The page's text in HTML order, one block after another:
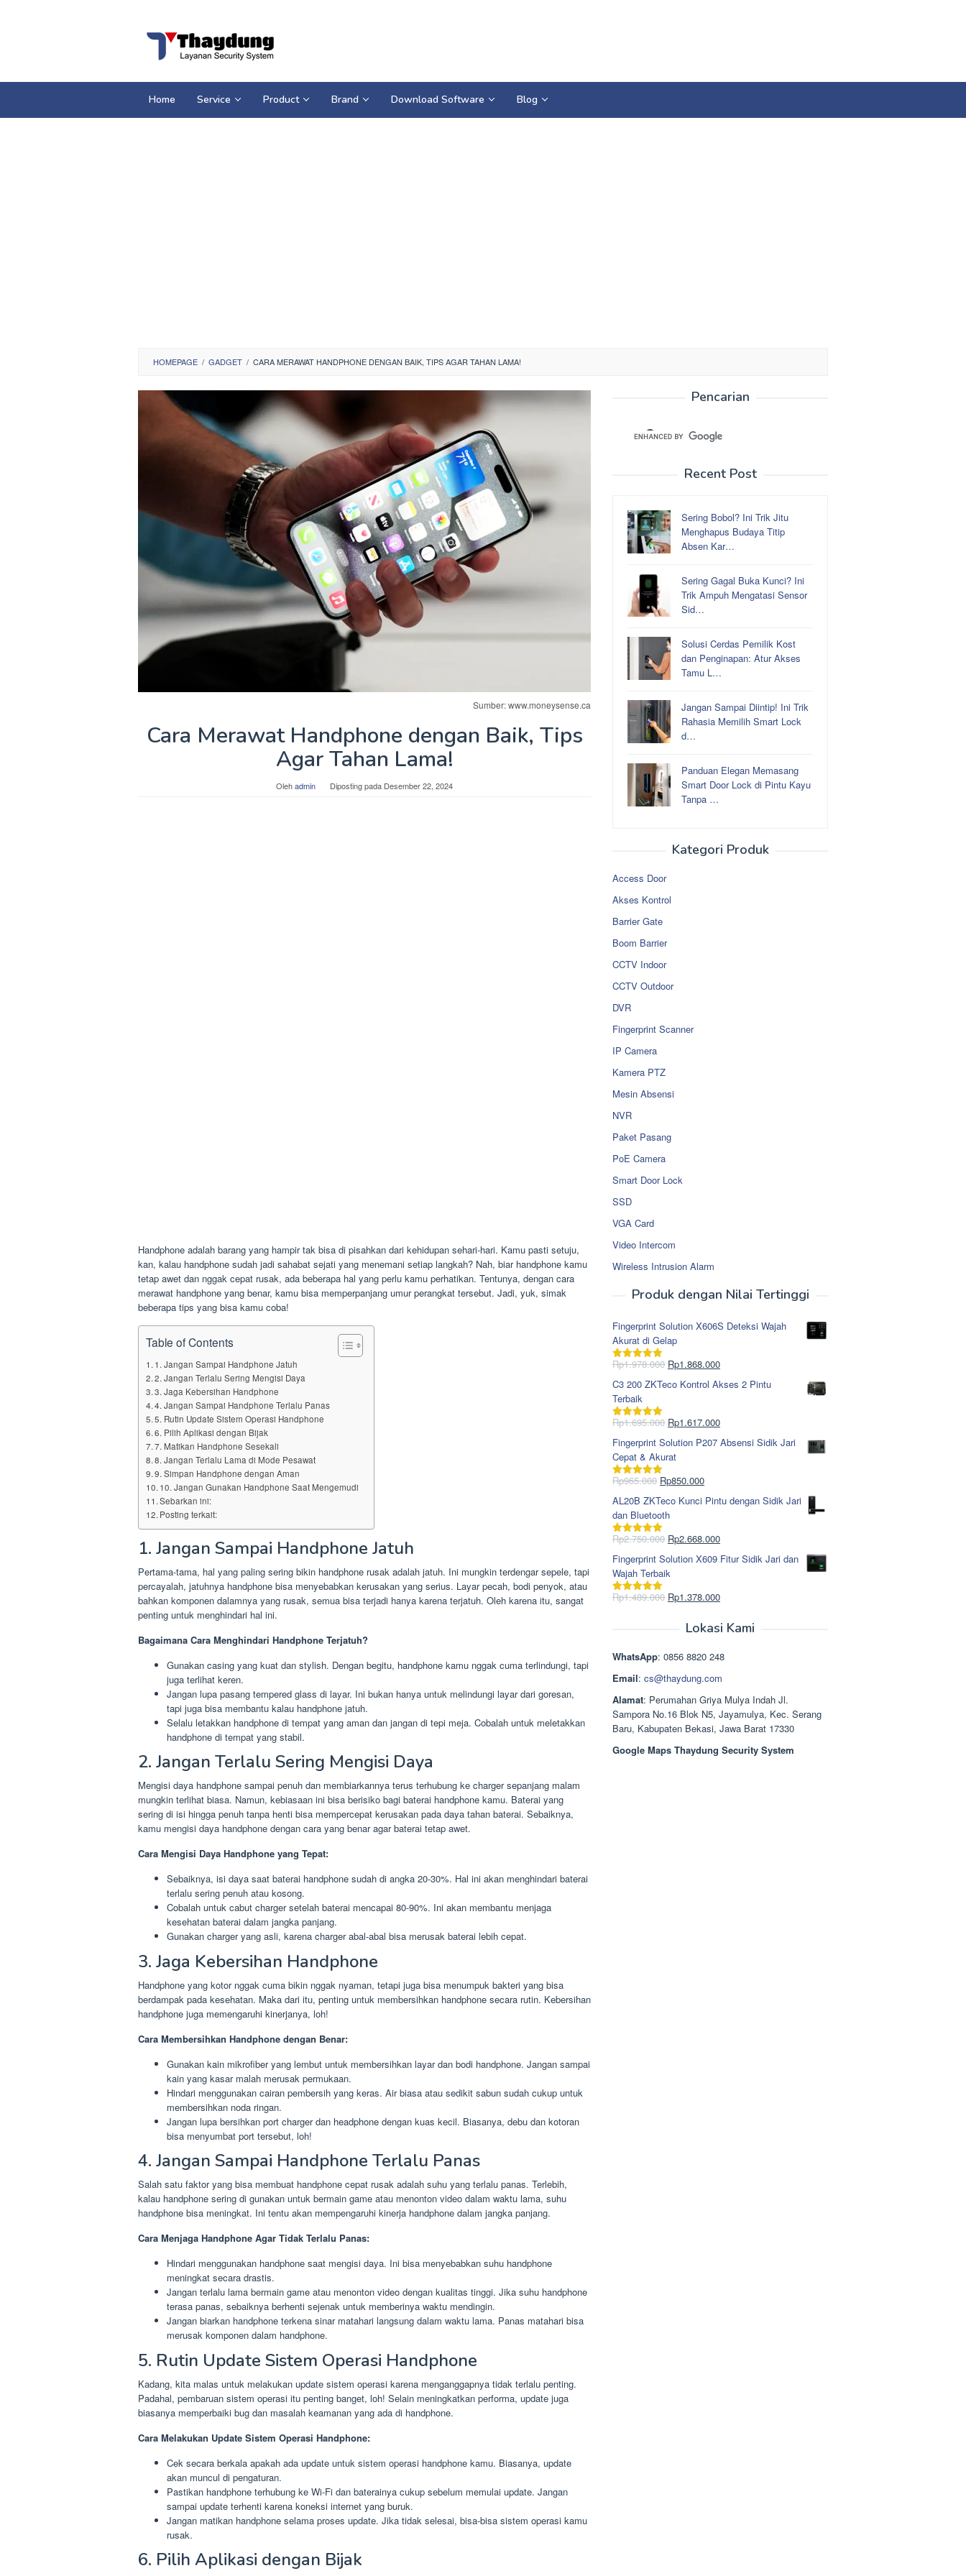
Home Service Product Brand Download Software Blog
HOMEPAGE / GADGET / CARA MERAWAT HANDPHONE DENGAN BAIK, TIPS AGAR TAHAN LAMA!
Sumber: www.moneysense.ca
Cara Merawat Handphone dengan Baik, Tips
Agar Tahan Lama!
Olehadmin Diposting pada Desember 22, 2024
Handphone adalah barang yang hampir tak bisa di pisahkan dari kehidupan sehari-hari. Kamu pasti setuju,
kan, kalau handphone sudah jadi sahabat sejati yang menemani setiap langkah? Nah, biar handphone kamu
tetap awet dan nggak cepat rusak, ada beberapa hal yang perlu kamu perhatikan. Tentunya, dengan cara
merawat handphone yang benar, kamu bisa memperpanjang umur perangkat tersebut. Jadi, yuk, simak
beberapa tips yang bisa kamu coba!
Table of Contents
1. Jangan Sampai Handphone Jatuh
2. Jangan Terlalu Sering Mengisi Daya
3. Jaga Kebersihan Handphone
4. Jangan Sampai Handphone Terlalu Panas
5. Rutin Update Sistem Operasi Handphone
6. Pilih Aplikasi dengan Bijak
7. Matikan Handphone Sesekali
8. Jangan Terlalu Lama di Mode Pesawat
9. Simpan Handphone dengan Aman
10. Jangan Gunakan Handphone Saat Mengemudi
Sebarkan ini:
Posting terkait:
1. Jangan Sampai Handphone Jatuh
Pertama-tama, hal yang paling sering bikin handphone rusak adalah jatuh. Ini mungkin terdengar sepele, tapi
percayalah, jatuhnya handphone bisa menyebabkan kerusakan yang serius. Layar pecah, bodi penyok, atau
bahkan komponen dalamnya yang rusak, semua bisa terjadi hanya karena terjatuh. Oleh karena itu, sangat
penting untuk menghindari hal ini.
Bagaimana Cara Menghindari Handphone Terjatuh?
Gunakan casing yang kuat dan stylish. Dengan begitu, handphone kamu nggak cuma terlindungi, tapi
juga terlihat keren.
Jangan lupa pasang tempered glass di layar. Ini bukan hanya untuk melindungi layar dari goresan,
tapi juga bisa membantu kalau handphone jatuh.
Selalu letakkan handphone di tempat yang aman dan jangan di tepi meja. Cobalah untuk meletakkan
handphone di tempat yang stabil.
2. Jangan Terlalu Sering Mengisi Daya
Mengisi daya handphone sampai penuh dan membiarkannya terus terhubung ke charger sepanjang malam
mungkin terlihat biasa. Namun, kebiasaan ini bisa berisiko bagi baterai handphone kamu. Baterai yang
sering di isi hingga penuh tanpa henti bisa mempercepat kerusakan pada daya tahan baterai. Sebaiknya,
kamu mengisi daya handphone dengan cara yang benar agar baterai tetap awet.
Cara Mengisi Daya Handphone yang Tepat:
Sebaiknya, isi daya saat baterai handphone sudah di angka 20-30%. Hal ini akan menghindari baterai
terlalu sering penuh atau kosong.
Cobalah untuk cabut charger setelah baterai mencapai 80-90%. Ini akan membantu menjaga
kesehatan baterai dalam jangka panjang.
Gunakan charger yang asli, karena charger abal-abal bisa merusak baterai lebih cepat.
3. Jaga Kebersihan Handphone
Handphone yang kotor nggak cuma bikin nggak nyaman, tetapi juga bisa menumpuk bakteri yang bisa
berdampak pada kesehatan. Maka dari itu, penting untuk membersihkan handphone secara rutin. Kebersihan
handphone juga memengaruhi kinerjanya, loh!
Cara Membersihkan Handphone dengan Benar:
Gunakan kain mikrofiber yang lembut untuk membersihkan layar dan bodi handphone. Jangan sampai
kain yang kasar malah merusak permukaan.
Hindari menggunakan cairan pembersih yang keras. Air biasa atau sedikit sabun sudah cukup untuk
membersihkan noda ringan.
Jangan lupa bersihkan port charger dan headphone dengan kuas kecil. Biasanya, debu dan kotoran
bisa menyumbat port tersebut, loh!
4. Jangan Sampai Handphone Terlalu Panas
Salah satu faktor yang bisa membuat handphone cepat rusak adalah suhu yang terlalu panas. Terlebih,
kalau handphone sering di gunakan untuk bermain game atau menonton video dalam waktu lama, suhu
handphone bisa meningkat. Ini tentu akan mempengaruhi kinerja handphone dalam jangka panjang.
Cara Menjaga Handphone Agar Tidak Terlalu Panas:
Hindari menggunakan handphone saat mengisi daya. Ini bisa menyebabkan suhu handphone
meningkat secara drastis.
Jangan terlalu lama bermain game atau menonton video dengan kualitas tinggi. Jika suhu handphone
terasa panas, sebaiknya berhenti sejenak untuk memberinya waktu mendingin.
Jangan biarkan handphone terkena sinar matahari langsung dalam waktu lama. Panas matahari bisa
merusak komponen dalam handphone.
5. Rutin Update Sistem Operasi Handphone
Kadang, kita malas untuk melakukan update sistem operasi karena menganggapnya tidak terlalu penting.
Padahal, pembaruan sistem operasi itu penting banget, loh! Selain meningkatkan performa, update juga
biasanya memperbaiki bug dan masalah keamanan yang ada di handphone.
Cara Melakukan Update Sistem Operasi Handphone:
Cek secara berkala apakah ada update untuk sistem operasi handphone kamu. Biasanya, update
akan muncul di pengaturan.
Pastikan handphone terhubung ke Wi-Fi dan baterainya cukup sebelum memulai update. Jangan
sampai update terhenti karena koneksi internet yang buruk.
Jangan matikan handphone selama proses update. Jika tidak selesai, bisa-bisa sistem operasi kamu
rusak.
6. Pilih Aplikasi dengan Bijak
Pencarian
Recent Post
Sering Bobol? Ini Trik Jitu
Menghapus Budaya Titip
Absen Kar…
Sering Gagal Buka Kunci? Ini
Trik Ampuh Mengatasi Sensor
Sid…
Solusi Cerdas Pemilik Kost
dan Penginapan: Atur Akses
Tamu L…
Jangan Sampai Diintip! Ini Trik
Rahasia Memilih Smart Lock
d…
Panduan Elegan Memasang
Smart Door Lock di Pintu Kayu
Tanpa …
Kategori Produk
Access Door
Akses Kontrol
Barrier Gate
Boom Barrier
CCTV Indoor
CCTV Outdoor
DVR
Fingerprint Scanner
IP Camera
Kamera PTZ
Mesin Absensi
NVR
Paket Pasang
PoE Camera
Smart Door Lock
SSD
VGA Card
Video Intercom
Wireless Intrusion Alarm
Produk dengan Nilai Tertinggi
Fingerprint Solution X606S Deteksi Wajah
Akurat di Gelap
Dinilai5.00
Rp1.978.000 Harga
aslinya
adalah:
Rp1.868.000Harga
saat
ini
Rp1.868.000.
C3 200 ZKTeco Kontrol Akses 2 Pintu
Terbaik
Dinilai5.00
Rp1.695.000 Harga
aslinya
adalah:
Rp1.695.000.
Rp1.617.000Harga
saat
ini
Fingerprint Solution P207 Absensi Sidik Jari
Cepat & Akurat
Dinilai5.00
Rp965.000 Harga
aslinya
adalah:
Rp965.000.
Rp850.000Harga
saat
ini
Rp850.000.
AL20B ZKTeco Kunci Pintu dengan Sidik Jari
dan Bluetooth
Dinilai5.00
Rp2.750.000 Harga
aslinya
adalah:
Rp2.750.000.
Rp2.668.000Harga
saat
ini
Rp2.668.000.
Fingerprint Solution X609 Fitur Sidik Jari dan
Wajah Terbaik
Dinilai5.00
Rp1.489.000 Harga
adalah:
Rp1.378.000Harga
ini
Rp1.378.000.
Lokasi Kami
WhatsApp: 0856 8820 248
Email: cs@thaydung.com
Alamat: Perumahan Griya Mulya Indah Jl.
Sampora No.16 Blok N5, Jayamulya, Kec. Serang
Baru, Kabupaten Bekasi, Jawa Barat 17330
Google Maps Thaydung Security System